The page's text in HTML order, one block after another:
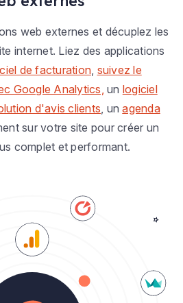
web externes et décuplez les
internet. Liez des applications
de facturation, suivez le
Google Analytics, un logiciel
d'avis clients, unagenda
sur votre site pour créer un
complet et performant.